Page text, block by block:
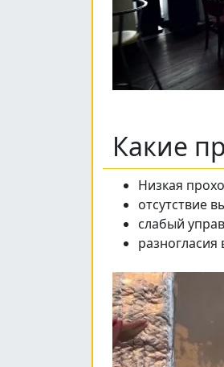
Какие
Низкая
отсутствие
слабый
разногласия